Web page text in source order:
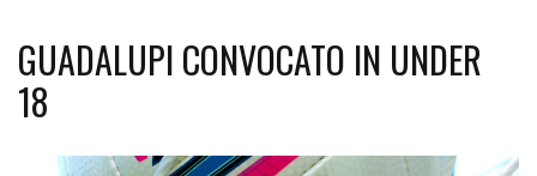
GUADALUPI CONVOCATO IN UNDER
18